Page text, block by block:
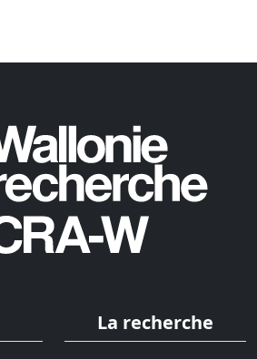
La recherche